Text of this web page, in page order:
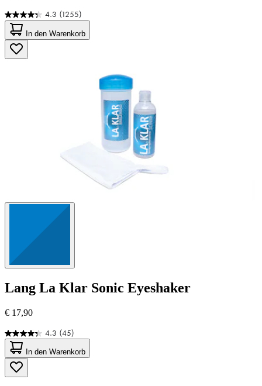
4.3 (1255)
4.3
von
5
Sternen.
1255
In den Warenkorb
Lang La Klar Sonic Eyeshaker
€ 17,90
4.3 (45)
4.3
von
5
Sternen.
45
In den Warenkorb